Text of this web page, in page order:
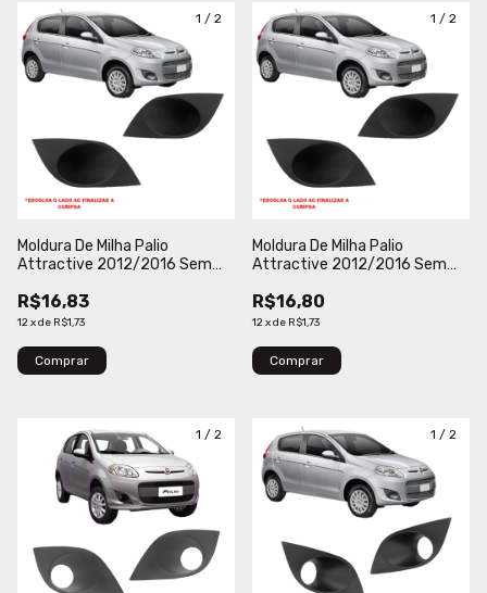
1 / 2
Moldura De Milha Palio
Attractive 2012/2016 Sem
R$16,83
12xde R$1,73
Comprar
1 / 2
Moldura De Milha Palio
Attractive 2012/2016 Sem
R$16,80
12xde R$1,73
Comprar
1 / 2 1 / 2